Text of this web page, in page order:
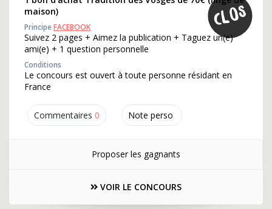
Commentaires 0 Note perso
maison)
PrincipeFACEBOOK
Suivez 2 pages + Aimez la publication + Taguez un(e)
ami(e) + 1 question personnelle
Conditions
Le concours est ouvert à toute personne résidant en
France
Proposer les gagnants
VOIR LE CONCOURS